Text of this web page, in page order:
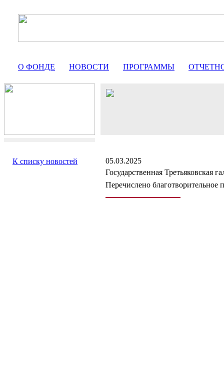
О ФОНДЕ НОВОСТИ ПРОГРАММЫ
К списку новостей
05.03.2025
Государственная Третьяковская
Перечислено